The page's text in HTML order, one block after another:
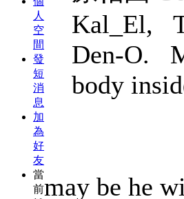
人
空
間
發
短
消
息
加
為
好
友
當
前
Kal_El,
Den-O.
body
may be he